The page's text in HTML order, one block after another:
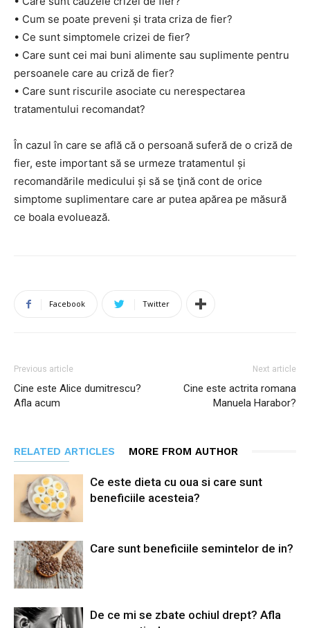
• Cum se poate preveni și trata criza de fier?
• Ce sunt simptomele crizei de fier?
• Care sunt cei mai buni alimente sau suplimente pentru
persoanele care au criză de fier?
• Care sunt riscurile asociate cu nerespectarea
tratamentului recomandat?
În cazul în care se află că o persoană suferă de o criză de
fier, este important să se urmeze tratamentul și
recomandările medicului și să se ţină cont de orice
simptome suplimentare care ar putea apărea pe măsură
ce boala evoluează.
Facebook Twitter
Previous article
Cine este Alice dumitrescu?
Afla acum
Next article
Cine este actrita romana
Manuela Harabor?
RELATED ARTICLES MORE FROM AUTHOR
Ce este dieta cu oua si care sunt
beneficiile acesteia?
Care sunt beneficiile semintelor de in?
De ce mi se zbate ochiul drept? Afla